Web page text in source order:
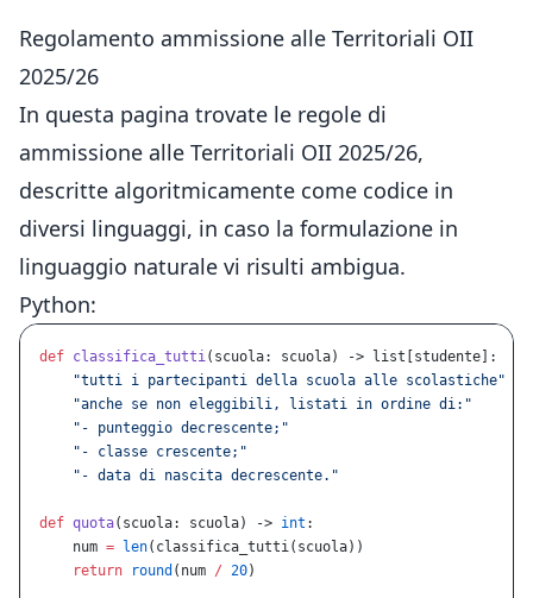
Regolamento ammissione alle Territoriali OII
2025/26
In questa pagina trovate le regole di
ammissione alle Territoriali OII 2025/26,
descritte algoritmicamente come codice in
diversi linguaggi, in caso la formulazione in
linguaggio naturale vi risulti ambigua.
Python:
def classifica_tutti(scuola: scuola) -> list[studente]:
    "tutti i partecipanti della scuola alle scolastiche"
    "anche se non eleggibili, listati in ordine di:"
    "- punteggio decrescente;"
    "- classe crescente;"
    "- data di nascita decrescente."
def quota(scuola: scuola) -> int :
    num
= len(classifica_tutti(scuola))
    return
round (num / 20)